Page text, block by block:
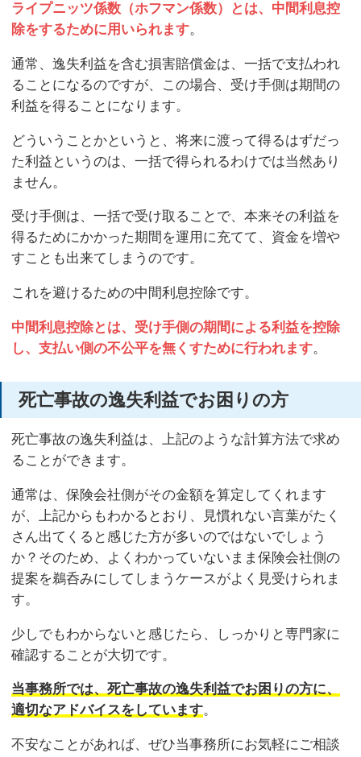
ライプニッツ係数（ホフマン係数）とは、中間利息控
除をするために用いられます。
通常、逸失利益を含む損害賠償金は、一括で支払われ
ることになるのですが、この場合、受け手側は期間の
利益を得ることになります。
どういうことかというと、将来に渡って得るはずだっ
た利益というのは、一括で得られるわけでは当然あり
ません。
受け手側は、一括で受け取ることで、本来その利益を
得るためにかかった期間を運用に充てて、資金を増や
すことも出来てしまうのです。
これを避けるための中間利息控除です。
中間利息控除とは、受け手側の期間による利益を控除
し、支払い側の不公平を無くすために行われます。
死亡事故の逸失利益でお困りの方
死亡事故の逸失利益は、上記のような計算方法で求め
ることができます。
通常は、保険会社側がその金額を算定してくれます
が、上記からもわかるとおり、見慣れない言葉がたく
さん出てくると感じた方が多いのではないでしょう
か？そのため、よくわかっていないまま保険会社側の
提案を鵜呑みにしてしまうケースがよく見受けられま
す。
少しでもわからないと感じたら、しっかりと専門家に
確認することが大切です。
当事務所では、死亡事故の逸失利益でお困りの方に、
適切なアドバイスをしています。
不安なことがあれば、ぜひ当事務所にお気軽にご相談